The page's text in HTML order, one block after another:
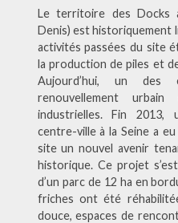
Le territoire des Docks
Denis) est historiquement
activités passées du site
la production de piles et
Aujourd’hui, un
renouvellement urbain
industrielles. Fin 2013,
centre-ville à la Seine a
site un nouvel avenir
historique. Ce projet
d’un parc de 12 ha en
friches ont été
douce, espaces de